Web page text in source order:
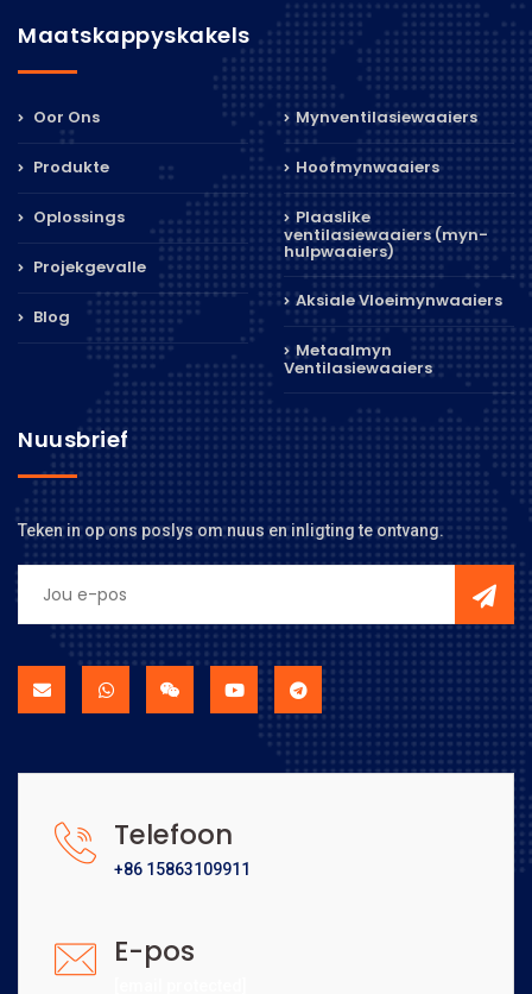
Maatskappyskakels
Oor Ons
Produkte
Oplossings
Projekgevalle
Blog
Mynventilasiewaaiers
Hoofmynwaaiers
Plaaslike
ventilasiewaaiers (myn-
hulpwaaiers)
Aksiale Vloeimynwaaiers
Metaalmyn
Ventilasiewaaiers
Nuusbrief
Teken in op ons poslys om nuus en inligting te ontvang.
Telefoon
+86 15863109911
E-pos